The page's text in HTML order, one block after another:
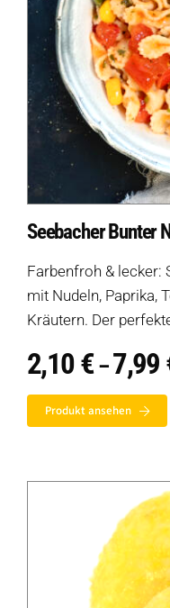
Seebacher Bunter
Farbenfroh & lecker:
mit Nudeln, Paprika,
Kräutern. Der
2,10€ –7,99
Produkt ansehen